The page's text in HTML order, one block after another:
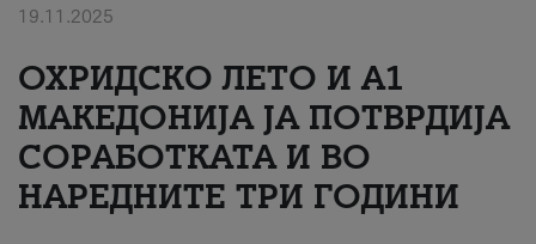
#ПодобарОнлајн
19.11.2025
ОХРИДСКО ЛЕТО И A1
МАКЕДОНИЈА ЈА ПОТВРДИЈА
СОРАБОТКАТА И ВО
НАРЕДНИТЕ ТРИ ГОДИНИ